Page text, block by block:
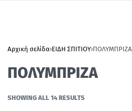
Αρχική σελίδα›ΕΙΔΗ ΣΠΙΤΙΟΥ›ΠΟΛΥΜΠΡΙΖΑ
ΠΟΛΥΜΠΡΙΖΑ
SHOWING ALL 14 RESULTS